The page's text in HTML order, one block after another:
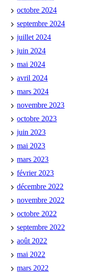
octobre 2024
septembre 2024
juillet 2024
juin 2024
mai 2024
avril 2024
mars 2024
novembre 2023
octobre 2023
juin 2023
mai 2023
mars 2023
février 2023
décembre 2022
novembre 2022
octobre 2022
septembre 2022
août 2022
mai 2022
mars 2022